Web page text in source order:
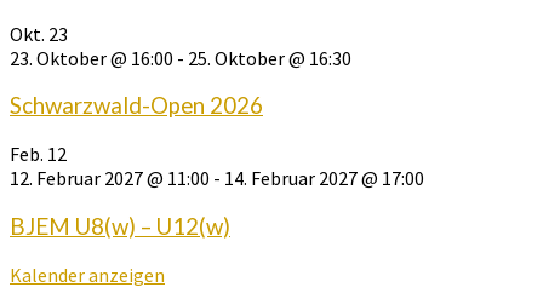
Okt. 23
23. Oktober @ 16:00 - 25. Oktober @ 16:30
Schwarzwald-Open 2026
Feb. 12
12. Februar 2027 @ 11:00 - 14. Februar 2027 @ 17:00
BJEM U8(w) – U12(w)
Kalender anzeigen